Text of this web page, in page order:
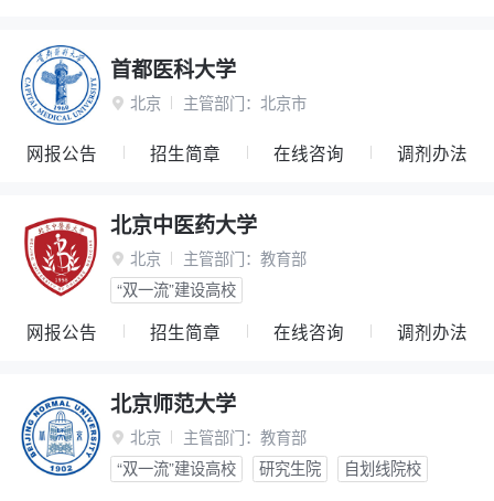
首都医科大学
 北京 主管部门： 北京市
网报公告 招生简章 在线咨询 调剂办法
北京中医药大学
 北京 主管部门： 教育部
“双一流”建设高校
网报公告 招生简章 在线咨询 调剂办法
北京师范大学
 北京 主管部门： 教育部
“双一流”建设高校
研究生院 自划线院校